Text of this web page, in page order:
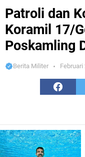
Patroli dan
Koramil 17/
Poskamling
Berita Militer Februari